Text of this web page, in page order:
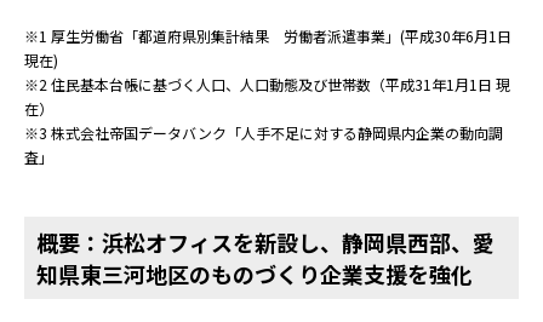
※1 厚生労働省「都道府県別集計結果 労働者派遣事業」(平成30年6月1日
現在)
※2 住民基本台帳に基づく人口、人口動態及び世帯数（平成31年1月1日 現
在）
※3 株式会社帝国データバンク「人手不足に対する静岡県内企業の動向調
査」
概要：浜松オフィスを新設し、静岡県西部、愛
知県東三河地区のものづくり企業支援を強化